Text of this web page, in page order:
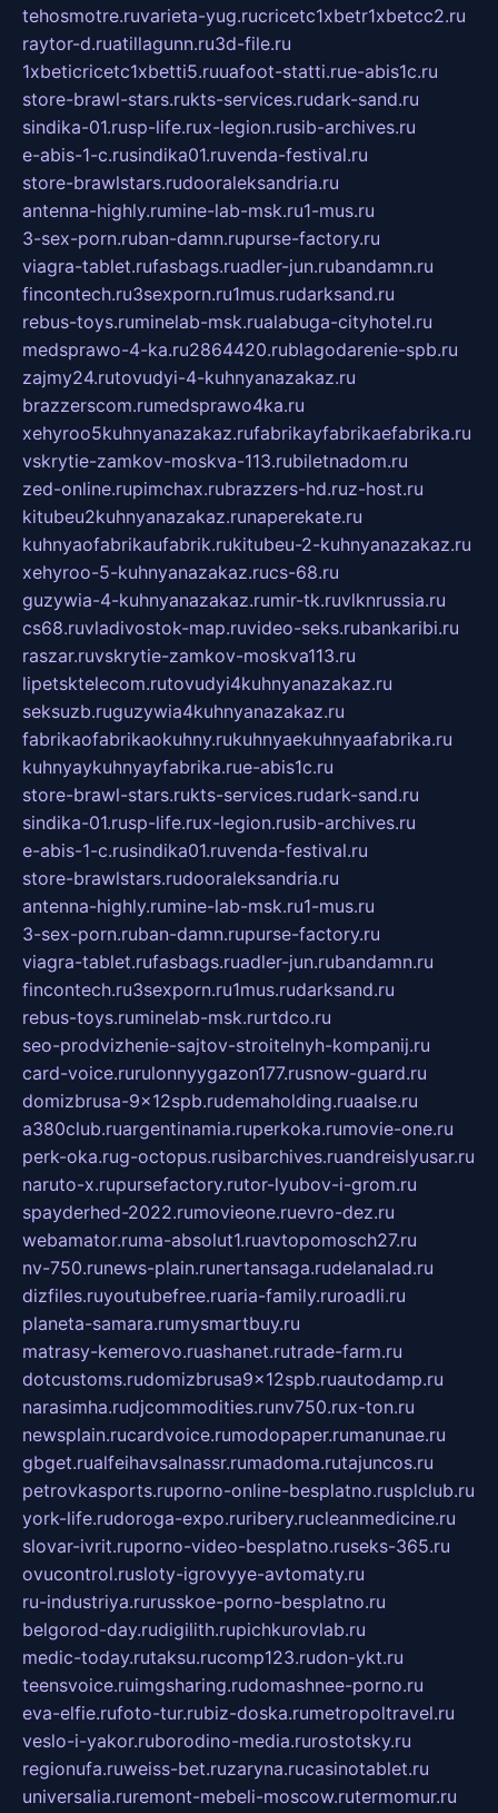
tehosmotre.ruvarieta-yug.rucricetc1xbetr1xbetcc2.ru
raytor-d.ruatillagunn.ru3d-file.ru
1xbeticricetc1xbetti5.ruuafoot-statti.rue-abis1c.ru
store-brawl-stars.rukts-services.rudark-sand.ru
sindika-01.rusp-life.rux-legion.rusib-archives.ru
e-abis-1-c.rusindika01.ruvenda-festival.ru
store-brawlstars.rudooraleksandria.ru
antenna-highly.rumine-lab-msk.ru1-mus.ru
3-sex-porn.ruban-damn.rupurse-factory.ru
viagra-tablet.rufasbags.ruadler-jun.rubandamn.ru
fincontech.ru3sexporn.ru1mus.rudarksand.ru
rebus-toys.ruminelab-msk.rualabuga-cityhotel.ru
medsprawo-4-ka.ru2864420.rublagodarenie-spb.ru
zajmy24.rutovudyi-4-kuhnyanazakaz.ru
brazzerscom.rumedsprawo4ka.ru
xehyroo5kuhnyanazakaz.rufabrikayfabrikaefabrika.ru
vskrytie-zamkov-moskva-113.rubiletnadom.ru
zed-online.rupimchax.rubrazzers-hd.ruz-host.ru
kitubeu2kuhnyanazakaz.runaperekate.ru
kuhnyaofabrikaufabrik.rukitubeu-2-kuhnyanazakaz.ru
xehyroo-5-kuhnyanazakaz.rucs-68.ru
guzywia-4-kuhnyanazakaz.rumir-tk.ruvlknrussia.ru
cs68.ruvladivostok-map.ruvideo-seks.rubankaribi.ru
raszar.ruvskrytie-zamkov-moskva113.ru
lipetsktelecom.rutovudyi4kuhnyanazakaz.ru
seksuzb.ruguzywia4kuhnyanazakaz.ru
fabrikaofabrikaokuhny.rukuhnyaekuhnyaafabrika.ru
kuhnyaykuhnyayfabrika.rue-abis1c.ru
store-brawl-stars.rukts-services.rudark-sand.ru
sindika-01.rusp-life.rux-legion.rusib-archives.ru
e-abis-1-c.rusindika01.ruvenda-festival.ru
store-brawlstars.rudooraleksandria.ru
antenna-highly.rumine-lab-msk.ru1-mus.ru
3-sex-porn.ruban-damn.rupurse-factory.ru
viagra-tablet.rufasbags.ruadler-jun.rubandamn.ru
fincontech.ru3sexporn.ru1mus.rudarksand.ru
rebus-toys.ruminelab-msk.rurtdco.ru
seo-prodvizhenie-sajtov-stroitelnyh-kompanij.ru
card-voice.rurulonnyygazon177.rusnow-guard.ru
domizbrusa-9x12spb.rudemaholding.ruaalse.ru
a380club.ruargentinamia.ruperkoka.rumovie-one.ru
perk-oka.rug-octopus.rusibarchives.ruandreislyusar.ru
naruto-x.rupursefactory.rutor-lyubov-i-grom.ru
spayderhed-2022.rumovieone.ruevro-dez.ru
webamator.ruma-absolut1.ruavtopomosch27.ru
nv-750.runews-plain.runertansaga.rudelanalad.ru
dizfiles.ruyoutubefree.ruaria-family.ruroadli.ru
planeta-samara.rumysmartbuy.ru
matrasy-kemerovo.ruashanet.rutrade-farm.ru
dotcustoms.rudomizbrusa9x12spb.ruautodamp.ru
narasimha.rudjcommodities.runv750.rux-ton.ru
newsplain.rucardvoice.rumodopaper.rumanunae.ru
gbget.rualfeihavsalnassr.rumadoma.rutajuncos.ru
petrovkasports.ruporno-online-besplatno.rusplclub.ru
york-life.rudoroga-expo.ruribery.rucleanmedicine.ru
slovar-ivrit.ruporno-video-besplatno.ruseks-365.ru
ovucontrol.rusloty-igrovyye-avtomaty.ru
ru-industriya.rurusskoe-porno-besplatno.ru
belgorod-day.rudigilith.rupichkurovlab.ru
medic-today.rutaksu.rucomp123.rudon-ykt.ru
teensvoice.ruimgsharing.rudomashnee-porno.ru
eva-elfie.rufoto-tur.rubiz-doska.rumetropoltravel.ru
veslo-i-yakor.ruborodino-media.rurostotsky.ru
regionufa.ruweiss-bet.ruzaryna.rucasinotablet.ru
universalia.ruremont-mebeli-moscow.rutermomur.ru